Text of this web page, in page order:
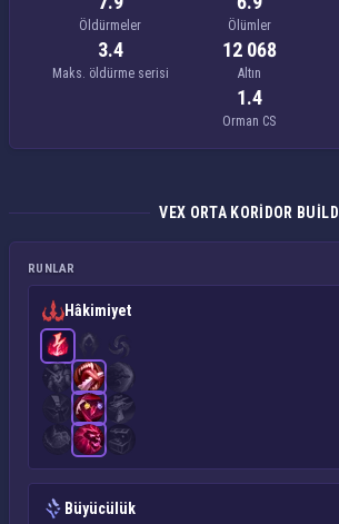
Öldürmeler Ölümler
3.4
Maks. öldürme serisi
12 068
Altın
1.4
Orman CS
VEX ORTA KORIDOR BUILD
RUNLAR
Hâkimiyet
Büyücülük